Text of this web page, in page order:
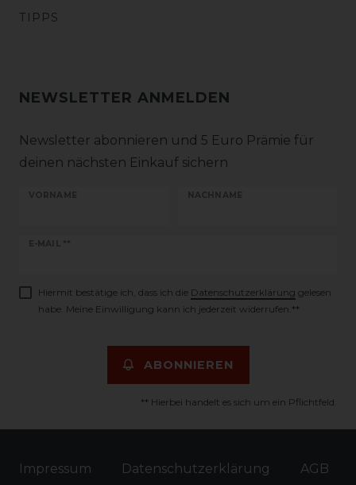
TIPPS
NEWSLETTER ANMELDEN
Newsletter abonnieren und 5 Euro Prämie für
deinen nächsten Einkauf sichern
VORNAME NACHNAME
E-MAIL **
Newsletter
Hiermit bestätige ich, dass ich die Daten­schutz­erklärung gelesen
habe. Meine Einwilligung kann ich jederzeit widerrufen.**
ABONNIEREN
** Hierbei handelt es sich um ein Pflichtfeld.
Impressum Daten­schutz­erklärung AGB